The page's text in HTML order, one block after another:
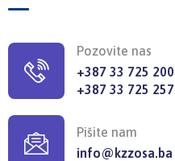
Pozovite nas
+387 33 725 200
+387 33 725 257
Pišite nam
info@kzzosa.ba